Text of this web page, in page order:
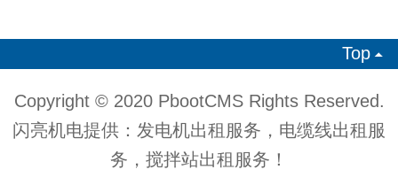
Top
Copyright © 2020 PbootCMS Rights Reserved.
闪亮机电提供： 发电机出租服务 ， 电缆线出租服
务 ， 搅拌站出租服务 ！